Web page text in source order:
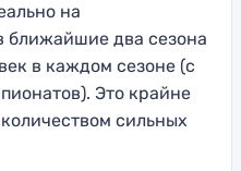
на
ближайшие два сезона
в каждом сезоне (с
Это крайне
сильных